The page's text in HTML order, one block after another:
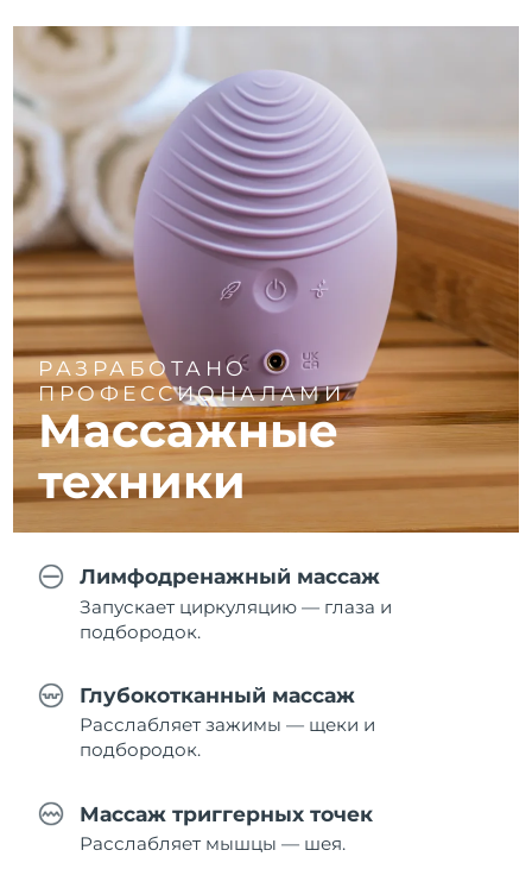
РАЗРАБОТАНО
ПРОФЕССИОНАЛАМИ
Массажные
техники
Лимфодренажный массаж
Запускает циркуляцию — глаза и
подбородок.
Глубокотканный массаж
Расслабляет зажимы — щеки и
подбородок.
Массаж триггерных точек
Расслабляет мышцы — шея.